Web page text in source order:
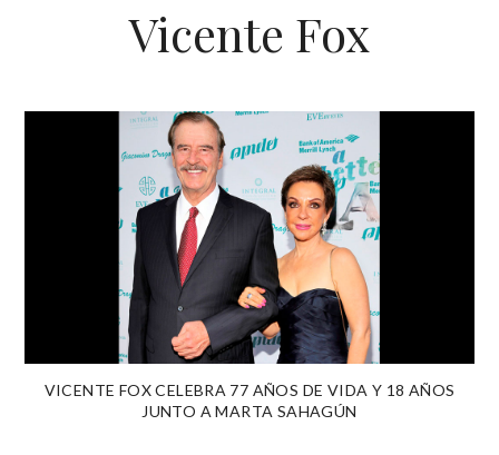
Vicente Fox
VICENTE FOX CELEBRA 77 AÑOS DE VIDA Y 18 AÑOS
JUNTO A MARTA SAHAGÚN